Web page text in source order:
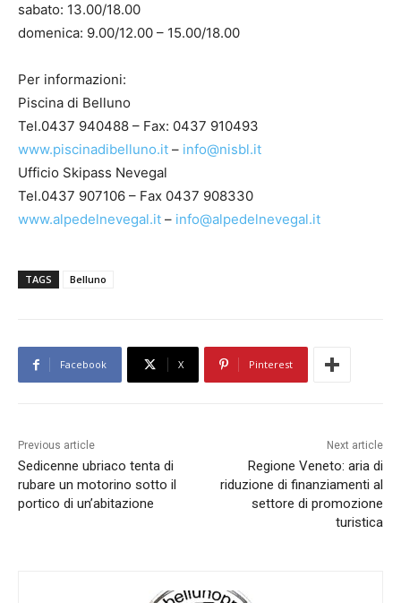
sabato: 13.00/18.00
domenica: 9.00/12.00 – 15.00/18.00
Per informazioni:
Piscina di Belluno
Tel.0437 940488 – Fax: 0437 910493
www.piscinadibelluno.it – info@nisbl.it
Ufficio Skipass Nevegal
Tel.0437 907106 – Fax 0437 908330
www.alpedelnevegal.it – info@alpedelnevegal.it
TAGS Belluno
Facebook X Pinterest
Previous article
Sedicenne ubriaco tenta di
rubare un motorino sotto il
portico di un’abitazione
Next article
Regione Veneto: aria di
riduzione di finanziamenti al
settore di promozione
turistica